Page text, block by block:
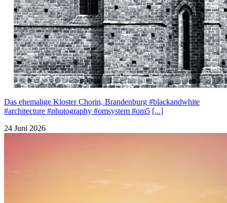
Das ehemalige Kloster Chorin, Brandenburg #blackandwhite
#architecture #photography #omsystem #om5 [...]
24 Juni 2026